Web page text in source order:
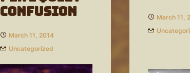
CONFUSION
March 11, 2014
Uncategorized
March 11,